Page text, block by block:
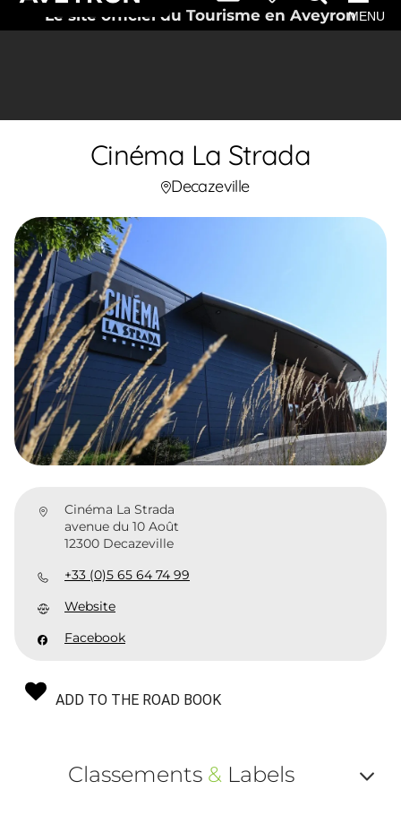
Le site officiel du Tourisme en AveyronMENU
Cinéma La Strada
Decazeville
Cinéma La Strada
avenue du 10 Août
12300 Decazeville
+33 (0)5 65 64 74 99
Website
Facebook
ADD TO THE ROAD BOOK
Classements &Labels